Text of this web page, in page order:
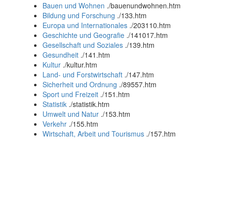
Bauen und Wohnen ./bauenundwohnen.htm
Bildung und Forschung ./133.htm
Europa und Internationales ./203110.htm
Geschichte und Geografie ./141017.htm
Gesellschaft und Soziales ./139.htm
Gesundheit ./141.htm
Kultur ./kultur.htm
Land- und Forstwirtschaft ./147.htm
Sicherheit und Ordnung ./89557.htm
Sport und Freizeit ./151.htm
Statistik ./statistik.htm
Umwelt und Natur ./153.htm
Verkehr ./155.htm
Wirtschaft, Arbeit und Tourismus ./157.htm